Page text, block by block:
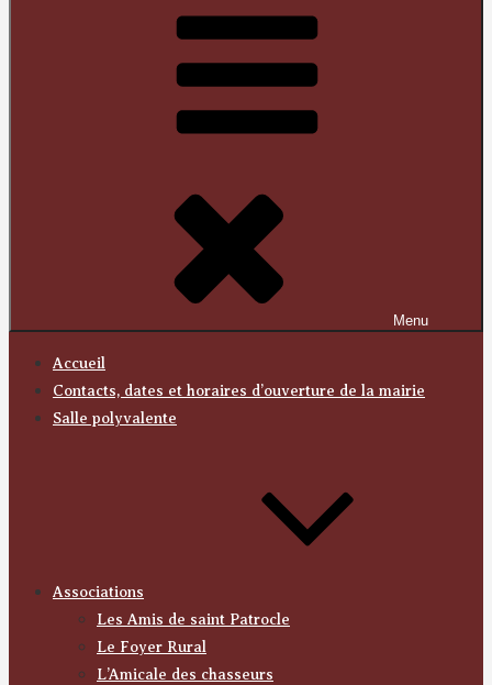
Menu
Accueil
Contacts, dates et horaires d’ouverture de la mairie
Salle polyvalente
Associations
Les Amis de saint Patrocle
Le Foyer Rural
L’Amicale des chasseurs